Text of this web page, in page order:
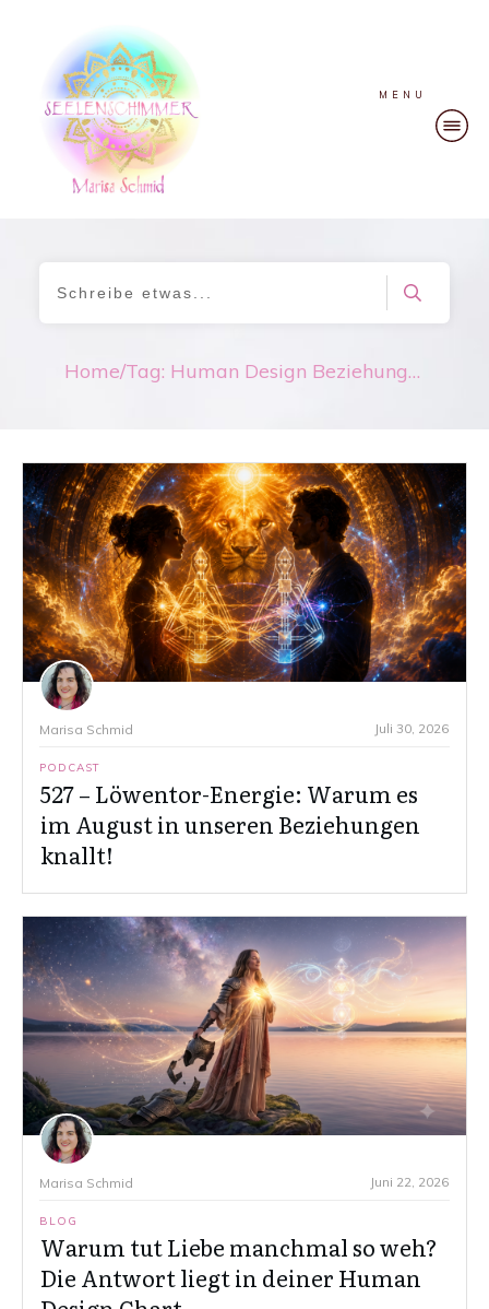
MENU
Home/ Tag: Human Design Beziehungen
Marisa Schmid Juli 30, 2026
PODCAST
527 – Löwentor-Energie: Warum es
im August in unseren Beziehungen
knallt!
Marisa Schmid Juni 22, 2026
BLOG
Warum tut Liebe manchmal so weh?
Die Antwort liegt in deiner Human